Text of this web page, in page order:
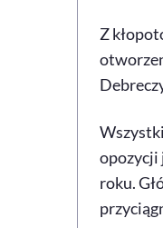
Z
opozycji
roku.